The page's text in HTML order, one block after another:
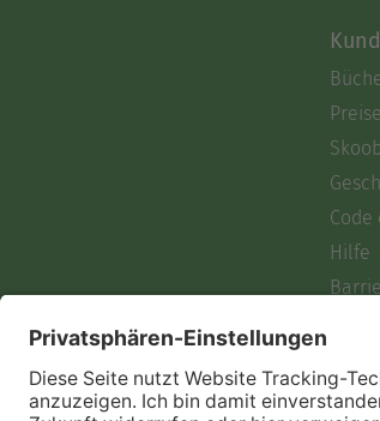
Preise
Code
Hilfe